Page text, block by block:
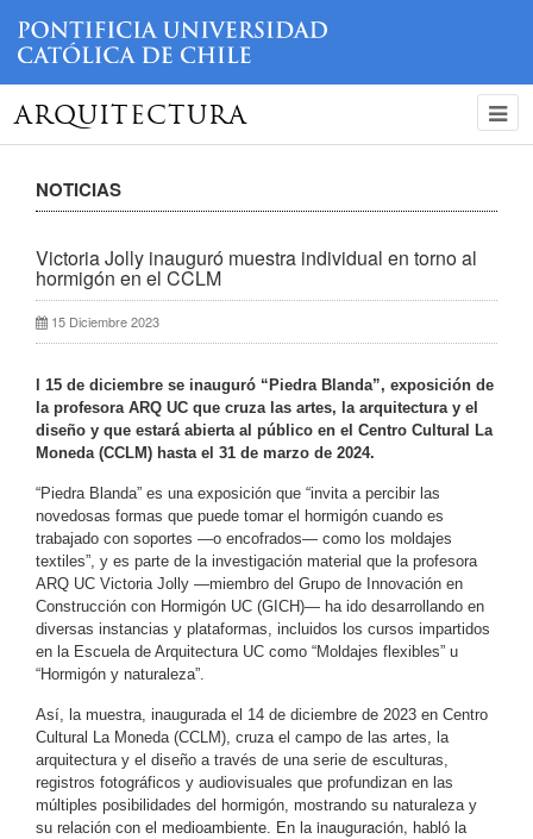
ARQUITECTURA
NOTICIAS
Victoria Jolly inauguró muestra individual en torno al
hormigón en el CCLM
15 Diciembre 2023
l 15 de diciembre se inauguró “Piedra Blanda”, exposición de
la profesora ARQ UC que cruza las artes, la arquitectura y el
diseño y que estará abierta al público en el Centro Cultural La
Moneda (CCLM) hasta el 31 de marzo de 2024.
“Piedra Blanda” es una exposición que “invita a percibir las
novedosas formas que puede tomar el hormigón cuando es
trabajado con soportes —o encofrados— como los moldajes
textiles”, y es parte de la investigación material que la profesora
ARQ UC Victoria Jolly —miembro del Grupo de Innovación en
Construcción con Hormigón UC (GICH)— ha ido desarrollando en
diversas instancias y plataformas, incluidos los cursos impartidos
en la Escuela de Arquitectura UC como “Moldajes flexibles” u
“Hormigón y naturaleza”.
Así, la muestra, inaugurada el 14 de diciembre de 2023 en Centro
Cultural La Moneda (CCLM), cruza el campo de las artes, la
arquitectura y el diseño a través de una serie de esculturas,
registros fotográficos y audiovisuales que profundizan en las
múltiples posibilidades del hormigón, mostrando su naturaleza y
su relación con el medioambiente. En la inauguración, habló la